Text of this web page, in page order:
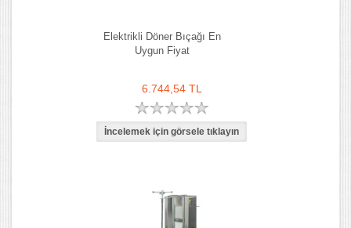
Elektrikli Döner Bıçağı En
Uygun Fiyat
6.744,54 TL